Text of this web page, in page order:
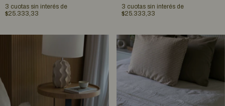
3 cuotas sin interés de
$25.333,33
3 cuotas sin interés de
$25.333,33